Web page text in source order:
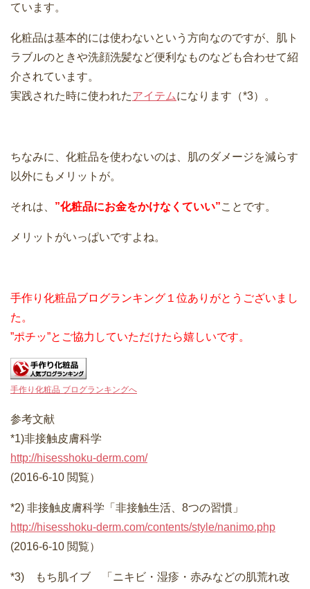
ています。
化粧品は基本的には使わないという方向なのですが、肌ト
ラブルのときや洗顔洗髪など便利なものなども合わせて紹
介されています。
実践された時に使われたアイテムになります（*3）。
ちなみに、化粧品を使わないのは、肌のダメージを減らす
以外にもメリットが。
それは、 ”化粧品にお金をかけなくていい”ことです。
メリットがいっぱいですよね。
手作り化粧品ブログランキング１位ありがとうございまし
た。
”ポチッ”とご協力していただけたら嬉しいです。
手作り化粧品 ブログランキングへ
参考文献
*1)非接触皮膚科学
http://hisesshoku-derm.com/
(2016-6-10 閲覧）
*2) 非接触皮膚科学「非接触生活、8つの習慣」
http://hisesshoku-derm.com/contents/style/nanimo.php
(2016-6-10 閲覧）
*3) もち肌イブ 「ニキビ・湿疹・赤みなどの肌荒れ改